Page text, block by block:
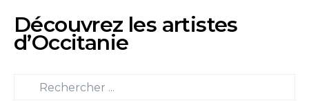
Découvrez les artistes
d’Occitanie